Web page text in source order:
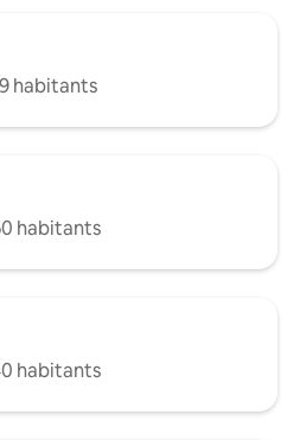
habitants
habitants
habitants